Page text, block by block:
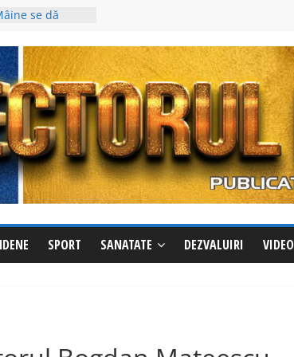
galben de
se dă
Giurgiu!
dea foc
60 de
recentă
a
(video)
la Izvoru
SPORT SANATATE DEZVALUIRI VIDEO